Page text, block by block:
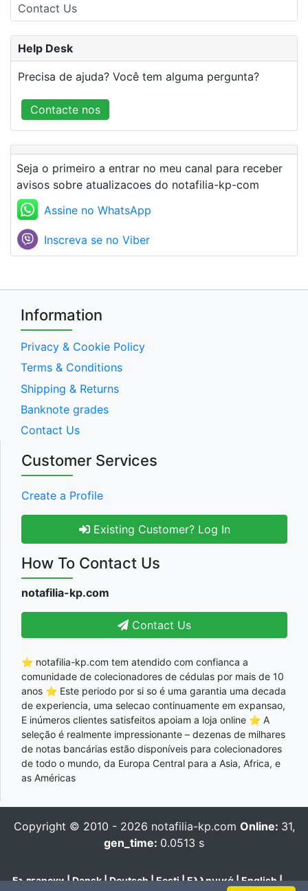
Contact Us
Help Desk
Precisa de ajuda? Você tem alguma pergunta?
Contacte nos
Seja o primeiro a entrar no meu canal para receber
avisos sobre atualizacoes do notafilia-kp-com
Assine no WhatsApp
Inscreva se no Viber
Information
Privacy & Cookie Policy
Terms & Conditions
Shipping & Returns
Banknote grades
Contact Us
Customer Services
Create a Profile
Existing Customer? Log In
How To Contact Us
notafilia-kp.com
Contact Us
⭐ notafilia-kp.com tem atendido com confianca a
comunidade de colecionadores de cédulas por mais de 10
anos ⭐ Este periodo por si so é uma garantia uma decada
de experiencia, uma selecao continuamente em expansao,
E inúmeros clientes satisfeitos apoiam a loja online ⭐ A
seleção é realmente impressionante – dezenas de milhares
de notas bancárias estão disponíveis para colecionadores
de todo o mundo, da Europa Central para a Asia, Africa, e
as Américas
Copyright © 2010 - 2026 notafilia-kp.com Online: 31,
gen_time: 0.0513 s
Български|Dansk|Deutsch|Eesti|Ελληνικά|English|